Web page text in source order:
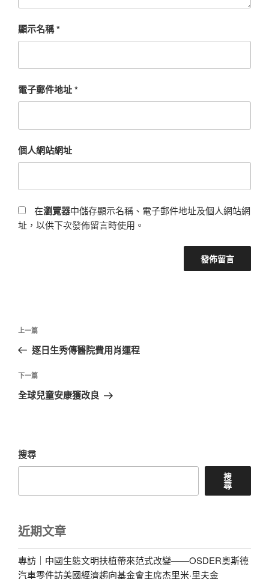
顯示名稱*
電子郵件地址*
個人網站網址
在瀏覽器中儲存顯示名稱、電子郵件地址及個人網站網
址，以供下次發佈留言時使用。
文
導
覽
上
一
文
章
上一篇
逐日生秀傳醫院費用肖運程
下
一
下一篇
全球兒童安康獲改良
搜尋
搜
尋
近期文章
專訪｜中國生態文明扶植帶來范式改變——OSDER奧斯德
汽車零件訪美國經濟趨向基金會主席杰里米·里夫金